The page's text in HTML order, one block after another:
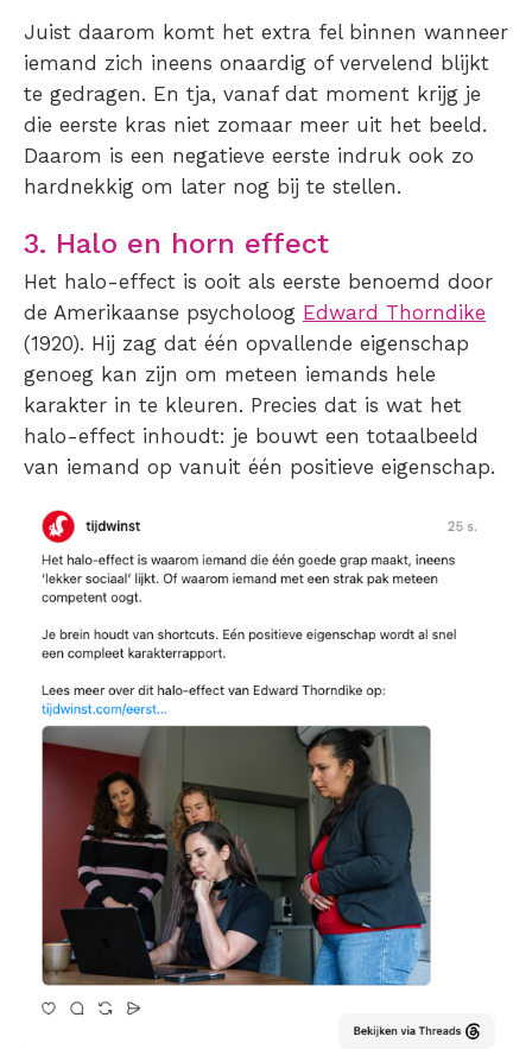
Juist daarom komt het extra fel binnen wanneer
iemand zich ineens onaardig of vervelend blijkt
te gedragen. En tja, vanaf dat moment krijg je
die eerste kras niet zomaar meer uit het beeld.
Daarom is een negatieve eerste indruk ook zo
hardnekkig om later nog bij te stellen.
3. Halo en horn effect
Het halo-effect is ooit als eerste benoemd door
de Amerikaanse psycholoog Edward Thorndike
(1920). Hij zag dat één opvallende eigenschap
genoeg kan zijn om meteen iemands hele
karakter in te kleuren. Precies dat is wat het
halo-effect inhoudt: je bouwt een totaalbeeld
van iemand op vanuit één positieve eigenschap.